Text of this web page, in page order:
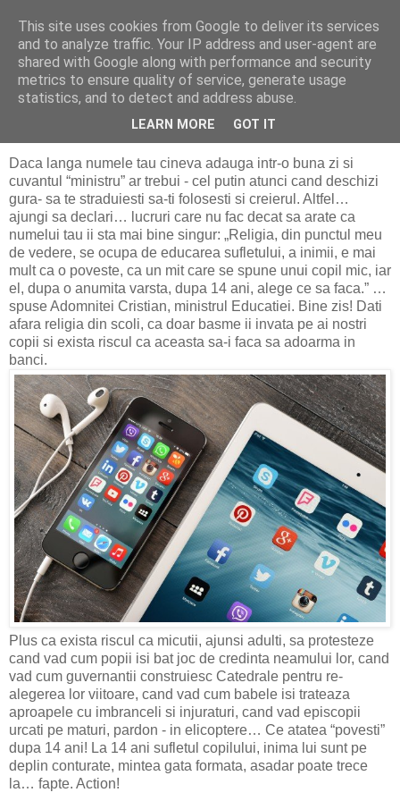
politically correct
duminică, 24 martie 2019
Ministrul… de poveste
Daca langa numele tau cineva adauga intr-o buna zi si
cuvantul “ministru” ar trebui - cel putin atunci cand deschizi
gura- sa te straduiesti sa-ti folosesti si creierul. Altfel…
ajungi sa declari… lucruri care nu fac decat sa arate ca
numelui tau ii sta mai bine singur: „Religia, din punctul meu
de vedere, se ocupa de educarea sufletului, a inimii, e mai
mult ca o poveste, ca un mit care se spune unui copil mic, iar
el, dupa o anumita varsta, dupa 14 ani, alege ce sa faca.” …
spuse Adomnitei Cristian, ministrul Educatiei. Bine zis! Dati
afara religia din scoli, ca doar basme ii invata pe ai nostri
copii si exista riscul ca aceasta sa-i faca sa adoarma in
banci.
Plus ca exista riscul ca micutii, ajunsi adulti, sa protesteze
cand vad cum popii isi bat joc de credinta neamului lor, cand
vad cum guvernantii construiesc Catedrale pentru re-
alegerea lor viitoare, cand vad cum babele isi trateaza
aproapele cu imbranceli si injuraturi, cand vad episcopii
urcati pe maturi, pardon - in elicoptere… Ce atatea “povesti”
dupa 14 ani! La 14 ani sufletul copilului, inima lui sunt pe
deplin conturate, mintea gata formata, asadar poate trece
la… fapte. Action!
This site uses cookies from Google to deliver its services
and to analyze traffic. Your IP address and user-agent are
shared with Google along with performance and security
metrics to ensure quality of service, generate usage
statistics, and to detect and address abuse.
LEARN MORE GOT IT